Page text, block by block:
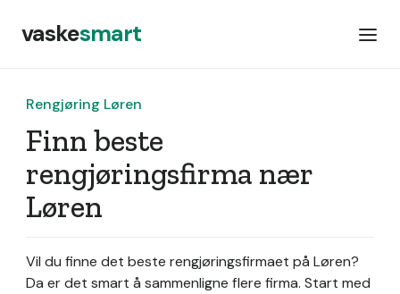
vaskesmart
Rengjøring Løren
Finn beste
rengjøringsfirma nær
Løren
Vil du finne det beste rengjøringsfirmaet på Løren?
Da er det smart å sammenligne flere firma. Start med